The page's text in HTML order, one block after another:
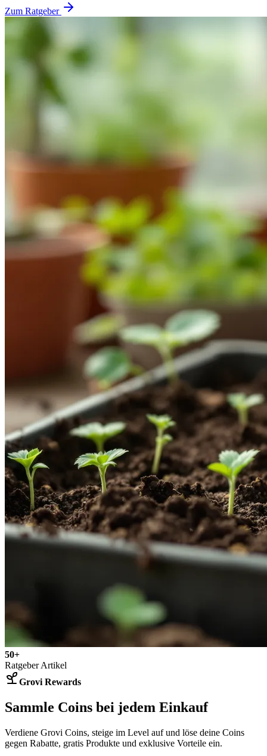
Zum Ratgeber
50+
Ratgeber Artikel
Grovi Rewards
Sammle Coins bei jedem Einkauf
Verdiene Grovi Coins, steige im Level auf und löse deine Coins
gegen Rabatte, gratis Produkte und exklusive Vorteile ein.